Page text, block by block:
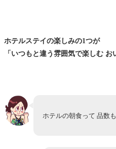
ホテルステイの楽しみの1つが
「いつもと違う雰囲気で楽しむ お
ホテルの朝食って 品数